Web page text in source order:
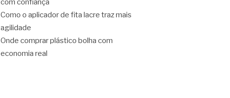
com confiança
Como o aplicador de fita lacre traz mais
agilidade
Onde comprar plástico bolha com
economia real